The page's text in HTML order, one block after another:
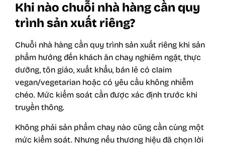
Khi nào chuỗi nhà hàng cần quy
trình sản xuất riêng?
Chuỗi nhà hàng cần quy trình sản xuất riêng khi sản
phẩm hướng đến khách ăn chay nghiêm ngặt, thực
dưỡng, tôn giáo, xuất khẩu, bán lẻ có claim
vegan/vegetarian hoặc có yêu cầu không nhiễm
chéo. Mức kiểm soát cần được xác định trước khi
truyền thông.
Không phải sản phẩm chay nào cũng cần cùng một
mức kiểm soát. Nhưng nếu thương hiệu đã chọn lời